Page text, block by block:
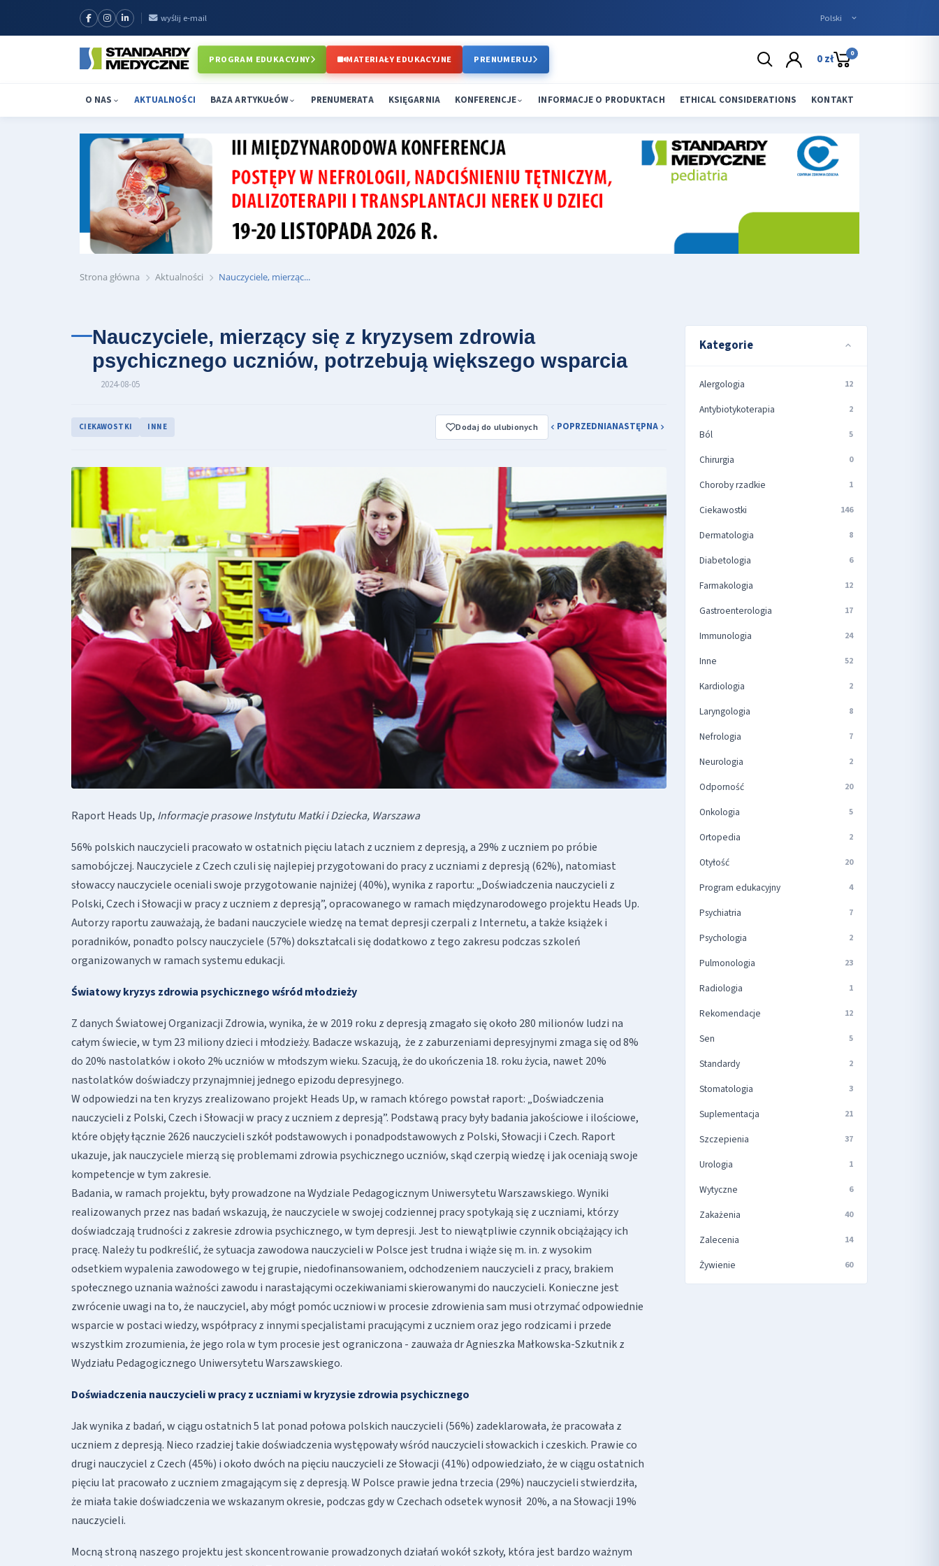
wyślij e-mail
PROGRAM EDUKACYJNY MATERIAŁY EDUKACYJNE PRENUMERUJ 0 zł 0
O NAS AKTUALNOŚCI BAZA ARTYKUŁÓW PRENUMERATA KSIĘGARNIA KONFERENCJE INFORMACJE O PRODUKTACH ETHICAL CONSIDERATIONS KONTAKT
Strona główna Aktualności Nauczyciele, mierząc...
Nauczyciele, mierzący się z kryzysem zdrowia
psychicznego uczniów, potrzebują większego wsparcia
2024-08-05
CIEKAWOSTKI INNE Dodaj do ulubionych POPRZEDNIANASTĘPNA
Raport Heads Up, Informacje prasowe Instytutu Matki i Dziecka, Warszawa
56% polskich nauczycieli pracowało w ostatnich pięciu latach z uczniem z depresją, a 29% z uczniem po próbie
samobójczej. Nauczyciele z Czech czuli się najlepiej przygotowani do pracy z uczniami z depresją (62%), natomiast
słowaccy nauczyciele oceniali swoje przygotowanie najniżej (40%), wynika z raportu: „Doświadczenia nauczycieli z
Polski, Czech i Słowacji w pracy z uczniem z depresją”, opracowanego w ramach międzynarodowego projektu Heads Up.
Autorzy raportu zauważają, że badani nauczyciele wiedzę na temat depresji czerpali z Internetu, a także książek i
poradników, ponadto polscy nauczyciele (57%) dokształcali się dodatkowo z tego zakresu podczas szkoleń
organizowanych w ramach systemu edukacji.
Światowy kryzys zdrowia psychicznego wśród młodzieży
Z danych Światowej Organizacji Zdrowia, wynika, że w 2019 roku z depresją zmagało się około 280 milionów ludzi na
całym świecie, w tym 23 miliony dzieci i młodzieży. Badacze wskazują, że z zaburzeniami depresyjnymi zmaga się od 8%
do 20% nastolatków i około 2% uczniów w młodszym wieku. Szacują, że do ukończenia 18. roku życia, nawet 20%
nastolatków doświadczy przynajmniej jednego epizodu depresyjnego.
W odpowiedzi na ten kryzys zrealizowano projekt Heads Up, w ramach którego powstał raport: „Doświadczenia
nauczycieli z Polski, Czech i Słowacji w pracy z uczniem z depresją”. Podstawą pracy były badania jakościowe i ilościowe,
które objęły łącznie 2626 nauczycieli szkół podstawowych i ponadpodstawowych z Polski, Słowacji i Czech. Raport
ukazuje, jak nauczyciele mierzą się problemami zdrowia psychicznego uczniów, skąd czerpią wiedzę i jak oceniają swoje
kompetencje w tym zakresie.
Badania, w ramach projektu, były prowadzone na Wydziale Pedagogicznym Uniwersytetu Warszawskiego. Wyniki
realizowanych przez nas badań wskazują, że nauczyciele w swojej codziennej pracy spotykają się z uczniami, którzy
doświadczają trudności z zakresie zdrowia psychicznego, w tym depresji. Jest to niewątpliwie czynnik obciążający ich
pracę. Należy tu podkreślić, że sytuacja zawodowa nauczycieli w Polsce jest trudna i wiąże się m. in. z wysokim
odsetkiem wypalenia zawodowego w tej grupie, niedofinansowaniem, odchodzeniem nauczycieli z pracy, brakiem
społecznego uznania ważności zawodu i narastającymi oczekiwaniami skierowanymi do nauczycieli. Konieczne jest
zwrócenie uwagi na to, że nauczyciel, aby mógł pomóc uczniowi w procesie zdrowienia sam musi otrzymać odpowiednie
wsparcie w postaci wiedzy, współpracy z innymi specjalistami pracującymi z uczniem oraz jego rodzicami i przede
wszystkim zrozumienia, że jego rola w tym procesie jest ograniczona - zauważa dr Agnieszka Małkowska-Szkutnik z
Wydziału Pedagogicznego Uniwersytetu Warszawskiego.
Doświadczenia nauczycieli w pracy z uczniami w kryzysie zdrowia psychicznego
Jak wynika z badań, w ciągu ostatnich 5 lat ponad połowa polskich nauczycieli (56%) zadeklarowała, że pracowała z
uczniem z depresją. Nieco rzadziej takie doświadczenia występowały wśród nauczycieli słowackich i czeskich. Prawie co
drugi nauczyciel z Czech (45%) i około dwóch na pięciu nauczycieli ze Słowacji (41%) odpowiedziało, że w ciągu ostatnich
pięciu lat pracowało z uczniem zmagającym się z depresją. W Polsce prawie jedna trzecia (29%) nauczycieli stwierdziła,
że miała takie doświadczenia we wskazanym okresie, podczas gdy w Czechach odsetek wynosił 20%, a na Słowacji 19%
nauczycieli.
Mocną stroną naszego projektu jest skoncentrowanie prowadzonych działań wokół szkoły, która jest bardzo ważnym
Kategorie
Alergologia 12
Antybiotykoterapia 2
Ból 5
Chirurgia 0
Choroby rzadkie 1
Ciekawostki 146
Dermatologia 8
Diabetologia 6
Farmakologia 12
Gastroenterologia 17
Immunologia 24
Inne 52
Kardiologia 2
Laryngologia 8
Nefrologia 7
Neurologia 2
Odporność 20
Onkologia 5
Ortopedia 2
Otyłość 20
Program edukacyjny 4
Psychiatria 7
Psychologia 2
Pulmonologia 23
Radiologia 1
Rekomendacje 12
Sen 5
Standardy 2
Stomatologia 3
Suplementacja 21
Szczepienia 37
Urologia 1
Wytyczne 6
Zakażenia 40
Zalecenia 14
Żywienie 60